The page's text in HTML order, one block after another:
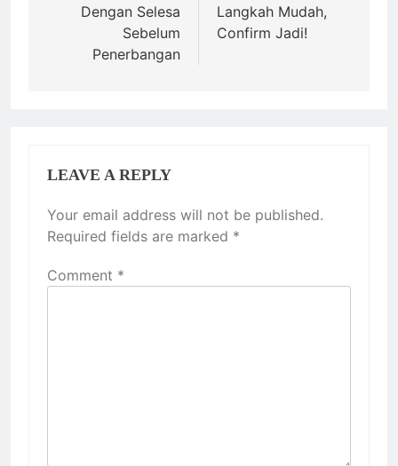
Dengan Selesa
Sebelum
Penerbangan
Langkah Mudah,
Confirm Jadi!
LEAVE A REPLY
Your email address will not be published.
Required fields are marked *
Comment *